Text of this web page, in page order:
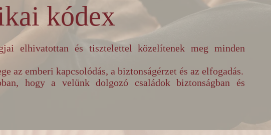
kódex
elhivatottan és tisztelettel közelítenek meg minden
az emberi kapcsolódás, a biztonságérzet és az elfogadás.
hogy a velünk dolgozó családok biztonságban és